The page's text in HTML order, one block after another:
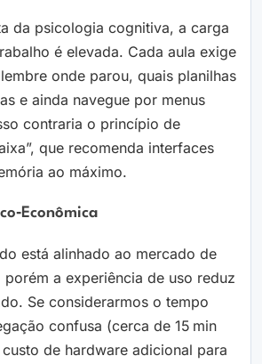
da psicologia cognitiva, a carga
é elevada. Cada aula exige
onde parou, quais planilhas
e ainda navegue por menus
contraria o princípio de
que recomenda interfaces
ao máximo.
está alinhado ao mercado de
a experiência de uso reduz
Se considerarmos o tempo
confusa (cerca de 15 min
de hardware adicional para